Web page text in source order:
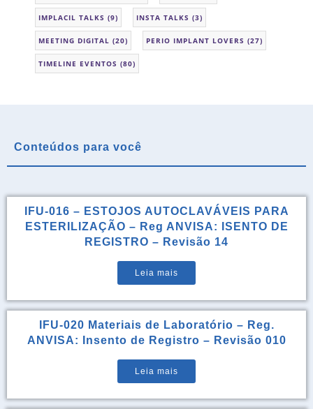
IMPLACIL TALKS (9) INSTA TALKS (3)
MEETING DIGITAL (20) PERIO IMPLANT LOVERS (27)
TIMELINE EVENTOS (80)
Conteúdos para você
IFU-016 – ESTOJOS AUTOCLAVÁVEIS PARA
ESTERILIZAÇÃO – Reg ANVISA: ISENTO DE
REGISTRO – Revisão 14
Leia mais
IFU-020 Materiais de Laboratório – Reg.
ANVISA: Insento de Registro – Revisão 010
Leia mais